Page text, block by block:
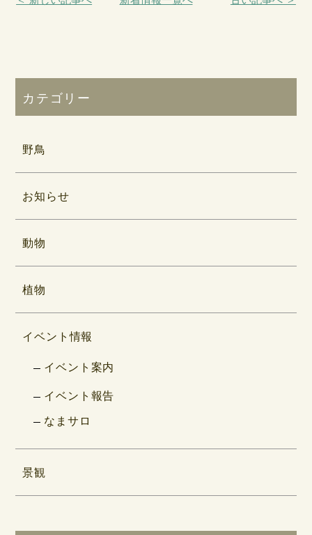
カテゴリー
野鳥
お知らせ
動物
植物
イベント情報
イベント案内
イベント報告
なまサロ
景観